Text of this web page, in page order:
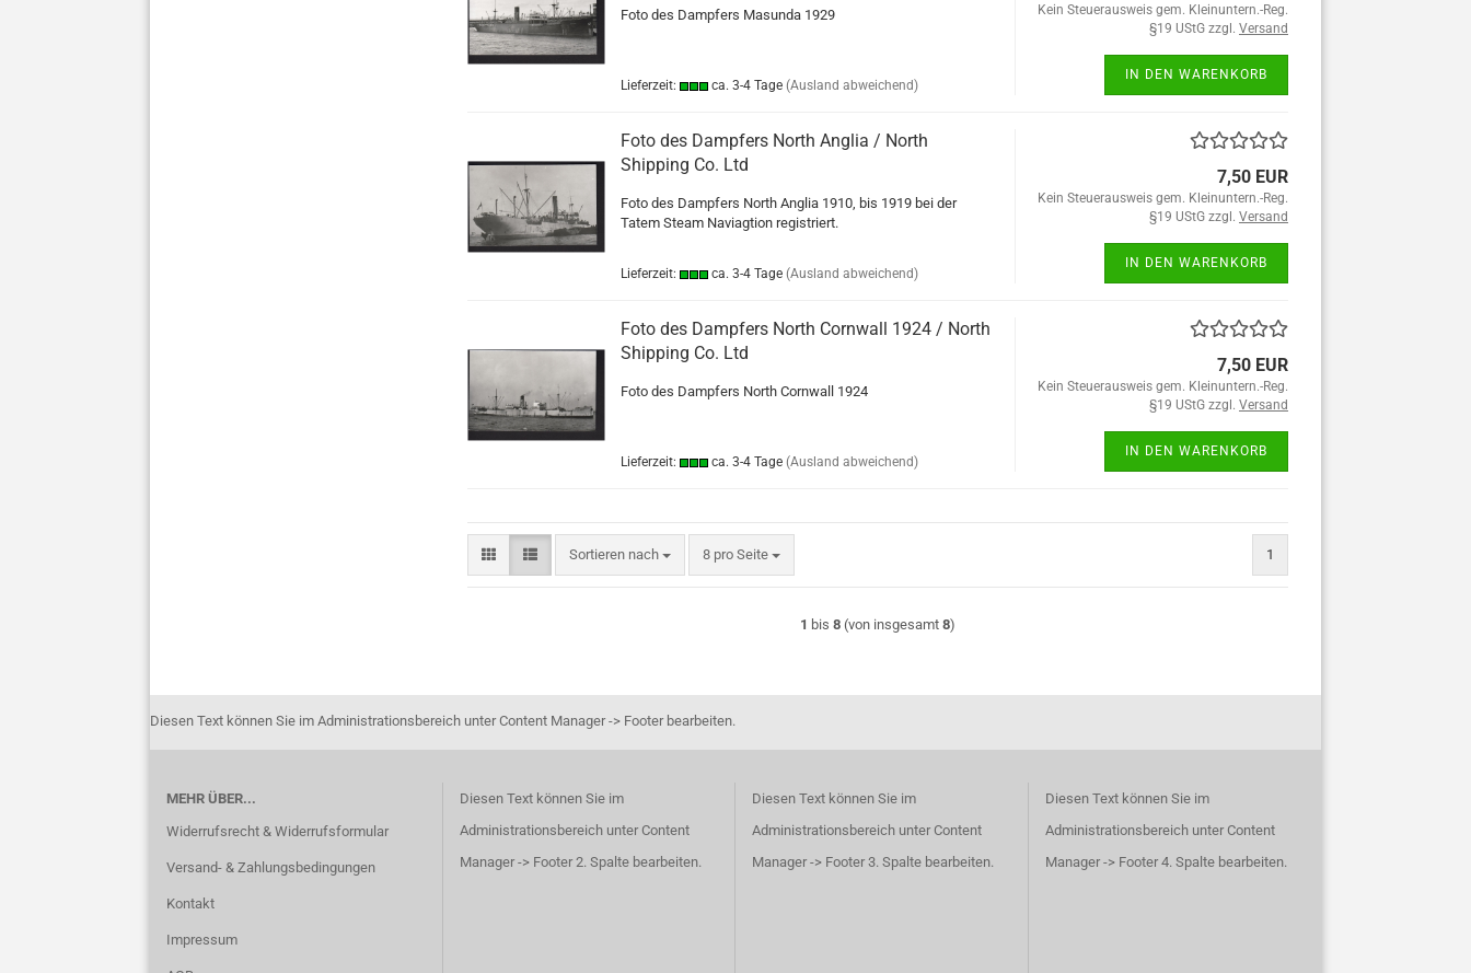
Foto des Dampfers Masunda 1929
Lieferzeit: ca. 3-4 Tage (Ausland abweichend)
Kein Steuerausweis gem. Kleinuntern.-Reg.
§19 UStG zzgl. Versand
IN DEN WARENKORB
Foto des Dampfers North Anglia / North
Shipping Co. Ltd
Foto des Dampfers North Anglia 1910, bis 1919 bei der
Tatem Steam Naviagtion registriert.
Lieferzeit: ca. 3-4 Tage (Ausland abweichend)
7,50 EUR
Kein Steuerausweis gem. Kleinuntern.-Reg.
§19 UStG zzgl. Versand
IN DEN WARENKORB
Foto des Dampfers North Cornwall 1924 / North
Shipping Co. Ltd
Foto des Dampfers North Cornwall 1924
Lieferzeit: ca. 3-4 Tage (Ausland abweichend)
7,50 EUR
Kein Steuerausweis gem. Kleinuntern.-Reg.
§19 UStG zzgl. Versand
IN DEN WARENKORB
Sortieren nach
Sortieren nach 8 pro Seite
pro Seite 1
1 bis 8 (von insgesamt 8)
Diesen Text können Sie im Administrationsbereich unter Content Manager -> Footer bearbeiten.
MEHR ÜBER...
Widerrufsrecht & Widerrufsformular
Versand- & Zahlungsbedingungen
Kontakt
Impressum
Diesen Text können Sie im
Administrationsbereich unter Content
Manager -> Footer 2. Spalte bearbeiten.
Diesen Text können Sie im
Administrationsbereich unter Content
Manager -> Footer 3. Spalte bearbeiten.
Diesen Text können Sie im
Administrationsbereich unter Content
Manager -> Footer 4. Spalte bearbeiten.